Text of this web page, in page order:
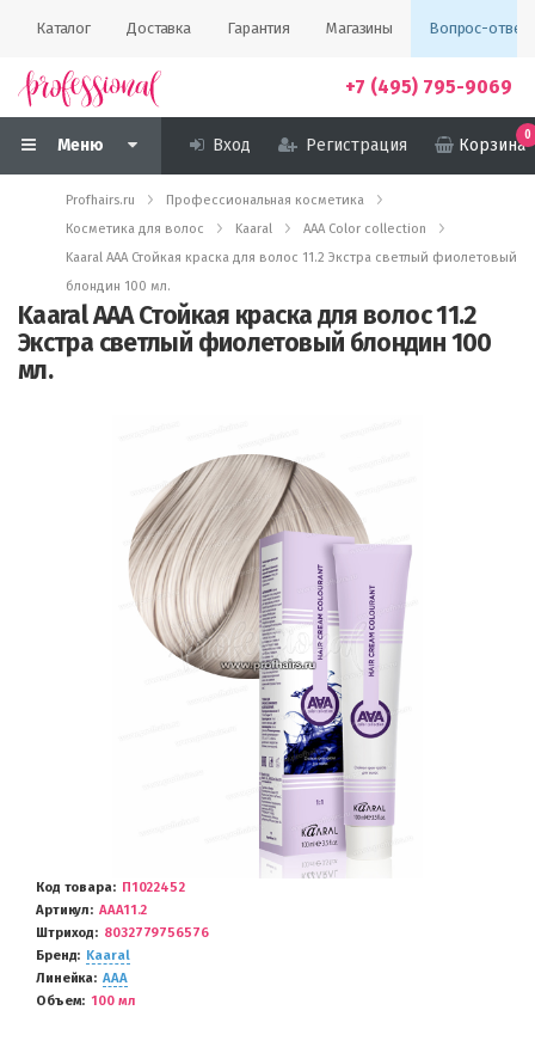
Каталог Доставка Гарантия Магазины Вопрос-ответ
+7 (495) 795-9069
Меню Вход Регистрация Корзина
0
Profhairs.ru
Профессиональная косметика
Косметика для волос
Kaaral
AAA Color collection
Kaaral AAA Стойкая краска для волос 11.2 Экстра светлый фиолетовый
блондин 100 мл.
Kaaral AAA Стойкая краска для волос 11.2
Экстра светлый фиолетовый блондин 100
мл.
Код товара
П1022452
Артикул
AAA11.2
Штриход
8032779756576
Бренд
Kaaral
Линейка
AAA
Объем
100 мл